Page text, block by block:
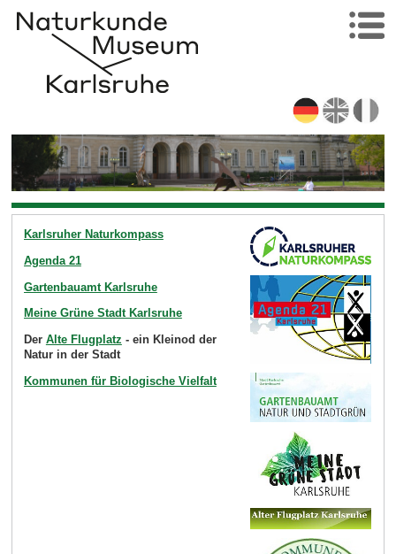
Karlsruher Naturkompass
Agenda 21
Gartenbauamt Karlsruhe
Meine Grüne Stadt Karlsruhe
Der Alte Flugplatz - ein Kleinod der
Natur in der Stadt
Kommunen für Biologische Vielfalt